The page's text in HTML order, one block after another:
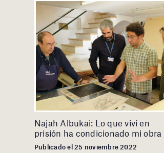
Najah Albukai: Lo que viví en
prisión ha condicionado mi obra
Publicado el 25 noviembre 2022